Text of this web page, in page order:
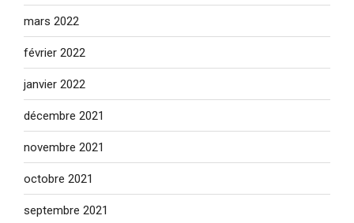
mars 2022
février 2022
janvier 2022
décembre 2021
novembre 2021
octobre 2021
septembre 2021